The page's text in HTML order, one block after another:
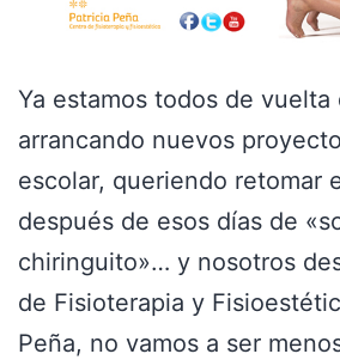
Ya estamos todos de vuelta
arrancando nuevos
escolar, queriendo retomar
después de esos días de
chiringuito»… y nosotros
de Fisioterapia y
Peña, no vamos a ser